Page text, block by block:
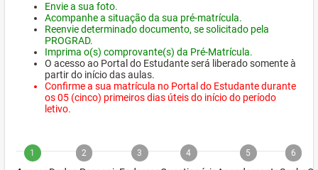
Envie a sua foto.
Acompanhe a situação da sua pré-matrícula.
Reenvie determinado documento, se solicitado pela
PROGRAD.
Imprima o(s) comprovante(s) da Pré-Matrícula.
O acesso ao Portal do Estudante será liberado somente à
partir do início das aulas.
Confirme a sua matrícula no Portal do Estudante durante
os 05 (cinco) primeiros dias úteis do início do período
letivo.
1 2 3 4 5 6